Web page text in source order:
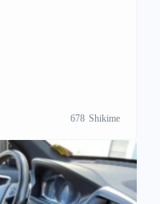
678 Shikime